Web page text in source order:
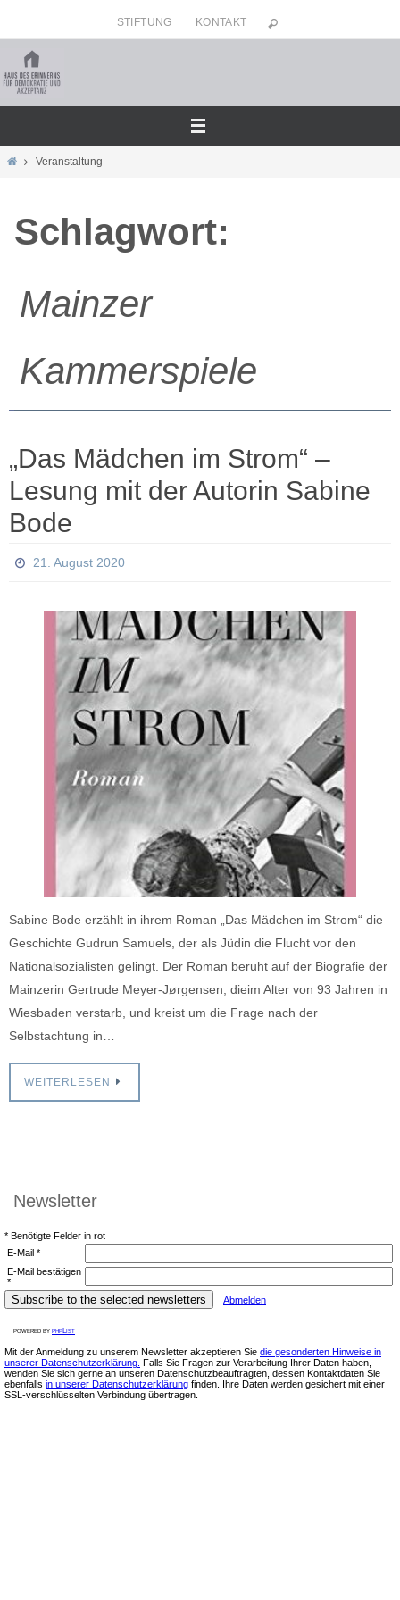
Inhalt
springen
STIFTUNG KONTAKT
HomeVeranstaltung
Schlagwort:
Mainzer
Kammerspiele
„Das Mädchen im Strom“ –
Lesung mit der Autorin Sabine
Bode
21. August 2020
Sabine Bode erzählt in ihrem Roman „Das Mädchen im Strom“ die
Geschichte Gudrun Samuels, der als Jüdin die Flucht vor den
Nationalsozialisten gelingt. Der Roman beruht auf der Biografie der
Mainzerin Gertrude Meyer-Jørgensen, dieim Alter von 93 Jahren in
Wiesbaden verstarb, und kreist um die Frage nach der
Selbstachtung in…
WEITERLESEN
Newsletter